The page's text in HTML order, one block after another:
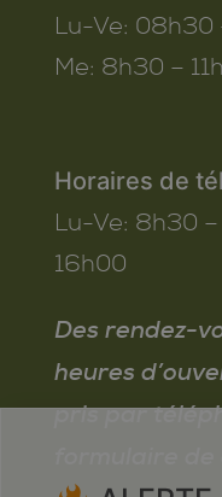
Lu-Ve: 08h30
Me: 8h30 –
Horaires de
Lu-Ve: 8h30 –
16h00
Des rendez-
heures
pris par